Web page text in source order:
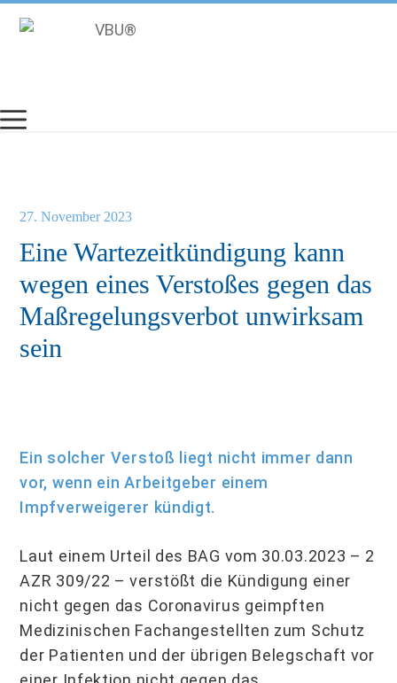
Inhalt
Eine Wartezeitkündigung kann
wegen eines Verstoßes gegen das
Maßregelungsverbot unwirksam
sein
27. November 2023
Ein solcher Verstoß liegt nicht immer dann
vor, wenn ein Arbeitgeber einem
Impfverweigerer kündigt.
Laut einem Urteil des BAG vom 30.03.2023 – 2
AZR 309/22 – verstößt die Kündigung einer
nicht gegen das Coronavirus geimpften
Medizinischen Fachangestellten zum Schutz
der Patienten und der übrigen Belegschaft vor